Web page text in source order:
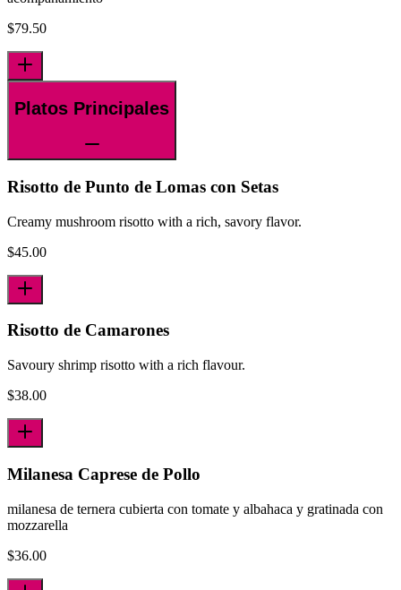
$79.50
Platos Principales
Risotto de Punto de Lomas con Setas
Creamy mushroom risotto with a rich, savory flavor.
$45.00
Risotto de Camarones
Savoury shrimp risotto with a rich flavour.
$38.00
Milanesa Caprese de Pollo
milanesa de ternera cubierta con tomate y albahaca y gratinada con
mozzarella
$36.00